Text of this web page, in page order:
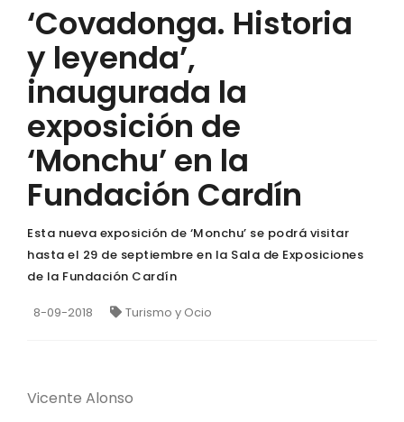
‘Covadonga. Historia
y leyenda’,
inaugurada la
exposición de
‘Monchu’ en la
Fundación Cardín
Esta nueva exposición de ‘Monchu’ se podrá visitar
hasta el 29 de septiembre en la Sala de Exposiciones
de la Fundación Cardín
8-09-2018 Turismo y Ocio
Vicente Alonso